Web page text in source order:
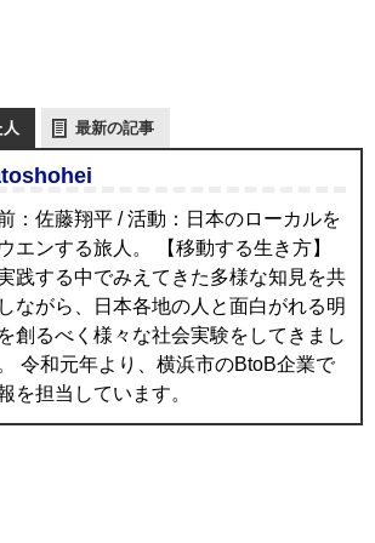
最新の記事
：佐藤翔平 / 活動：日本のローカルを
エンする旅人。 【移動する生き方】
践する中でみえてきた多様な知見を共
ながら、日本各地の人と面白がれる明
創るべく様々な社会実験をしてきまし
令和元年より、横浜市のBtoB企業で
を担当しています。